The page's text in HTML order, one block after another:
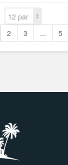
12 par
page
2 3 ... 5